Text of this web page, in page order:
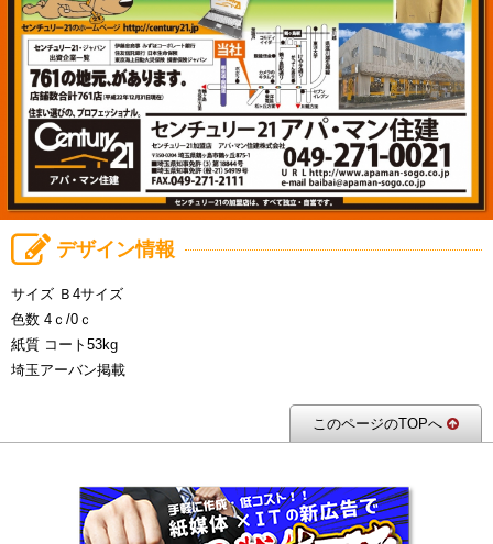
デザイン情報
サイズ Ｂ4サイズ
色数 4ｃ/0ｃ
紙質 コート53kg
埼玉アーバン掲載
このページのTOPへ